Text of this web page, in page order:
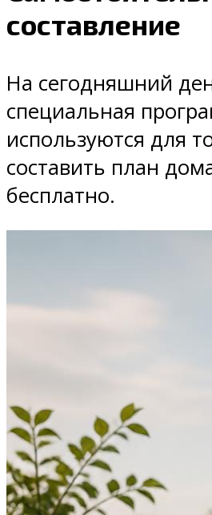
составление
На сегодняшний
специальная
используются для
составить план
бесплатно.